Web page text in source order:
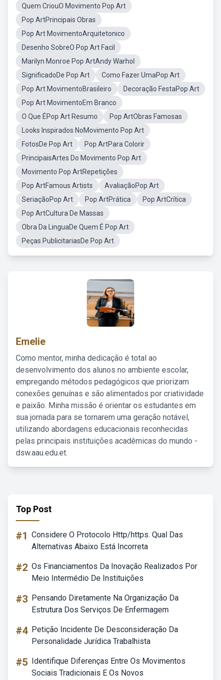
Quem CriouO Movimento Pop Art
Pop ArtPrincipais Obras
Pop Art MovimentoArquitetonico
Desenho SobreO Pop Art Facil
Marilyn Monroe Pop ArtAndy Warhol
SignificadoDe Pop Art
Como Fazer UmaPop Art
Pop Art MovimentoBrasileiro
Decoração FestaPop Art
Pop Art MovimentoEm Branco
O Que ÉPop Art Resumo
Pop ArtObras Famosas
Looks Inspirados NoMovimento Pop Art
FotosDe Pop Art
Pop ArtPara Colorir
PrincipaisArtes Do Movimento Pop Art
Movimento Pop ArtRepetições
Pop ArtFamous Artists
AvaliaçãoPop Art
SeriaçãoPop Art
Pop ArtPrática
Pop ArtCrítica
Pop ArtCultura De Massas
Obra Da LinguaDe Quem É Pop Art
Peças PublicitariasDe Pop Art
Emelie
Como mentor, minha dedicação é total ao
desenvolvimento dos alunos no ambiente escolar,
empregando métodos pedagógicos que priorizam
conexões genuínas e são alimentados por criatividade
e paixão. Minha missão é orientar os estudantes em
sua jornada para se tornarem uma geração notável,
utilizando abordagens educacionais reconhecidas
pelas principais instituições acadêmicas do mundo -
dsw.aau.edu.et.
Top Post
#1 Considere O Protocolo Http/https. Qual Das
Alternativas Abaixo Está Incorreta
#2 Os Financiamentos Da Inovação Realizados Por
Meio Intermédio De Instituições
#3 Pensando Diretamente Na Organização Da
Estrutura Dos Serviços De Enfermagem
#4 Petição Incidente De Desconsideração Da
Personalidade Jurídica Trabalhista
#5 Identifique Diferenças Entre Os Movimentos
Sociais Tradicionais E Os Novos